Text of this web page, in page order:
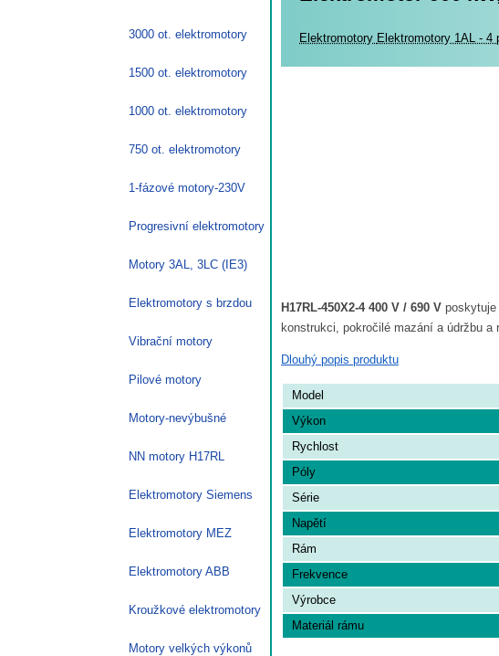
Elektromotory Elektromotory
Elektromotory 1AL - 4
H17RL-450X2-4 400 V / 690 V poskytuje
konstrukci, pokročilé mazání a údržbu a
Dlouhý popis produktu
Model
Výkon
Rychlost
Póly
Série
Napětí
Rám
Frekvence
Výrobce
Materiál rámu
3000 ot. elektromotory
1500 ot. elektromotory
1000 ot. elektromotory
750 ot. elektromotory
1-fázové motory-230V
Progresivní elektromotory
Motory 3AL, 3LC (IE3)
Elektromotory s brzdou
Vibrační motory
Pilové motory
Motory-nevýbušné
NN motory H17RL
Elektromotory Siemens
Elektromotory MEZ
Elektromotory ABB
Kroužkové elektromotory
Motory velkých výkonů